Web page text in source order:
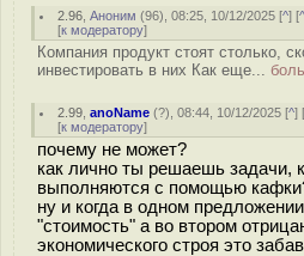
2.96 ,Аноним (96), 08:25, 10/12/2025 [^] [
[к модератору]
Компания продукт стоят столько,
инвестировать в них Как еще...
2.99 ,anoName (?), 08:44, 10/12/2025 [^]
[к модератору]
почему не может?
как лично ты решаешь задачи,
выполняются с помощью
ну и когда в одном
"стоимость" а во втором
экономического строя это